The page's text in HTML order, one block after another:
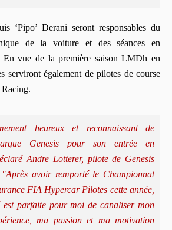
‘Pipo’ Derani seront responsables du
de la voiture et des séances en
En vue de la première saison LMDh en
serviront également de pilotes de course
heureux et reconnaissant de
Genesis pour son entrée en
Andre Lotterer, pilote de Genesis
avoir remporté le Championnat
FIA Hypercar Pilotes cette année,
est parfaite pour moi de canaliser mon
ma passion et ma motivation